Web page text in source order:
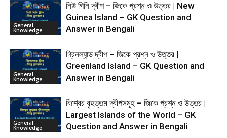
General
Knowledge
নিউ গিনি দ্বীপ – জিকে প্রশ্ন ও উত্তর | New
Guinea Island – GK Question and
Answer in Bengali
General
Knowledge
গ্রিনল্যান্ড দ্বীপ – জিকে প্রশ্ন ও উত্তর |
Greenland Island – GK Question and
Answer in Bengali
General
Knowledge
বিশ্বের বৃহত্তম দ্বীপসমূহ – জিকে প্রশ্ন ও উত্তর |
Largest Islands of the World – GK
Question and Answer in Bengali